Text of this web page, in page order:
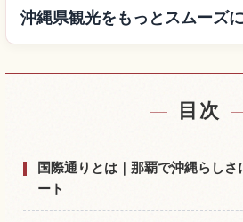
沖縄県観光をもっとスムーズに
沖縄県付近の宿を探
沖縄県の体験を探
目次
国際通りとは｜那覇で沖縄らしさ
ート